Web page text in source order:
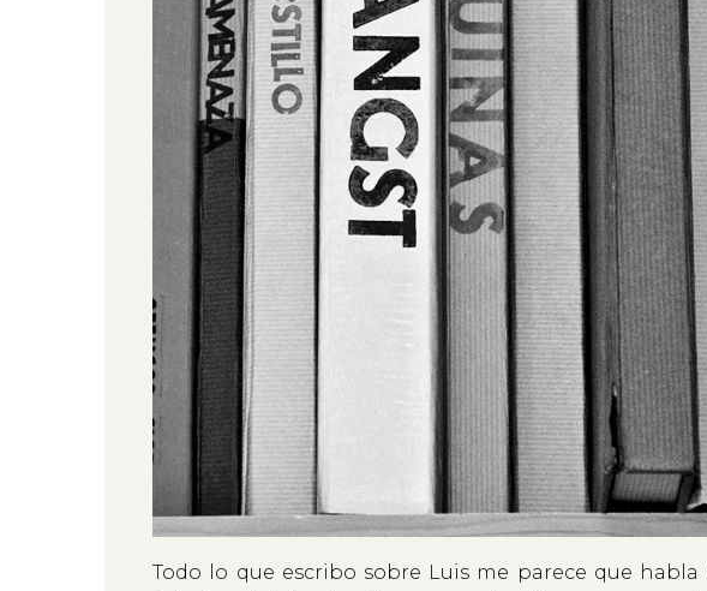
Todo lo que escribo sobre Luis me parece que